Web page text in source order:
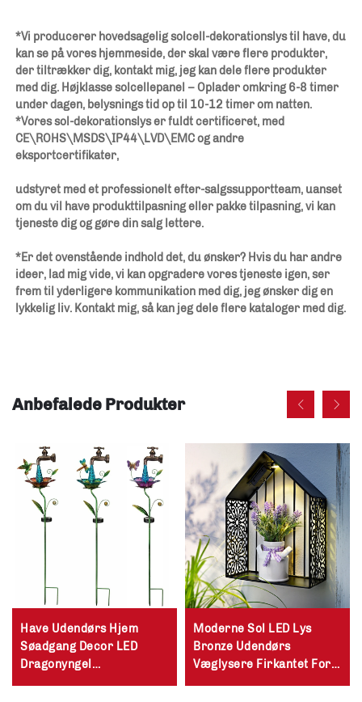
*Vi producerer hovedsagelig solcell-dekorationslys til have, du
kan se på vores hjemmeside, der skal være flere produkter,
der tiltrækker dig, kontakt mig, jeg kan dele flere produkter
med dig. Højklasse solcellepanel – Oplader omkring 6-8 timer
under dagen, belysnings tid op til 10-12 timer om natten.
*Vores sol-dekorationslys er fuldt certificeret, med
CE\ROHS\MSDS\IP44\LVD\EMC og andre
eksportcertifikater,
udstyret med et professionelt efter-salgssupportteam, uanset
om du vil have produkttilpasning eller pakke tilpasning, vi kan
tjeneste dig og gøre din salg lettere.
*Er det ovenstående indhold det, du ønsker? Hvis du har andre
ideer, lad mig vide, vi kan opgradere vores tjeneste igen, ser
frem til yderligere kommunikation med dig, jeg ønsker dig en
Anbefalede Produkter
Have Udendørs Hjem
Søadgang Decor LED
Dragonyngel
Moderne Sol LED Lys
Bronze Udendørs
Væglysere Firkantet Form